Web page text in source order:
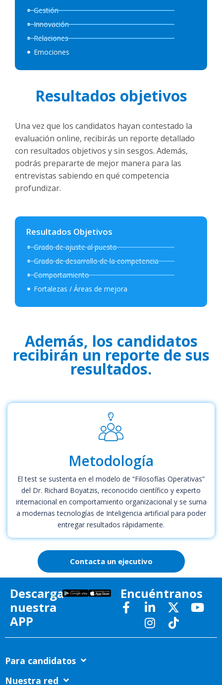
Gestión
Innovación
Relaciones
Emociones
Resultados objetivos
Una vez que los candidatos hayan contestado la
evaluación online, recibirás un reporte detallado
con resultados objetivos y sin sesgos. Además,
podrás prepararte de mejor manera para las
entrevistas sabiendo en qué competencia
profundizar.
Grado de ajuste al puesto
Grado de desarrollo de la competencia
Comportamiento
Fortalezas / Áreas de mejora
Resultados Objetivos
Además, los candidatos
recibirán un reporte de sus
resultados.
Metodología
El test se sustenta en el modelo de “Filosofías Operativas”
del Dr. Richard Boyatzis, reconocido científico y experto
internacional en comportamiento organizacional y se suma
a modernas tecnologías de Inteligencia artificial para poder
entregar resultados rápidamente.
Contacta un ejecutivo
Descarga
nuestra
APP
Encuéntranos
Para candidatos
Nuestra red